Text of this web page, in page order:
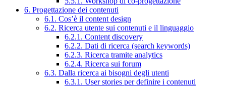
6. Progettazione dei contenuti
6.1. Cos’è il content design
6.2. Ricerca utente sui contenuti e il linguaggio
6.2.1. Content discovery
6.2.2. Dati di ricerca (search keywords)
6.2.3. Ricerca tramite analytics
6.2.4. Ricerca sui forum
6.3. Dalla ricerca ai bisogni degli utenti
6.3.1. User stories per definire i contenuti